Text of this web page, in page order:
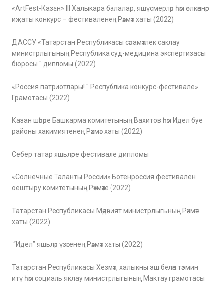
«ArtFest-Казан» III Халыкара балалар, яшүсмерләр һәм өлкәннәр
иҗаты конкурс – фестиваленең Рәхмәт хаты (2022)
ДАССУ «Татарстан Республикасы сәламәтлек саклау
министрлыгының Республика суд-медицина экспертизасы
бюросы " дипломы (2022)
«Россия патриотлары! " Республика конкурс-фестивале»
Грамотасы (2022)
Казан шәһәре Башкарма комитетының Вахитов һәм Идел буе
районы хакимиятенең Рәхмәт хаты (2022)
Себер татар яшьләре фестивале дипломы
«Солнечные Таланты России» Ботенроссия фестивален
оештыру комитетының Рәхмәте (2022)
Татарстан Республикасы Мәдәният министрлыгының Рәхмәт
хаты (2022)
“Идел” яшьләр үзәгенең Рәхмәт хаты (2022)
Татарстан Республикасы Хезмәт, халыкны эш белән тәэмин
итү һәм социаль яклау министрлыгының Мактау грамотасы